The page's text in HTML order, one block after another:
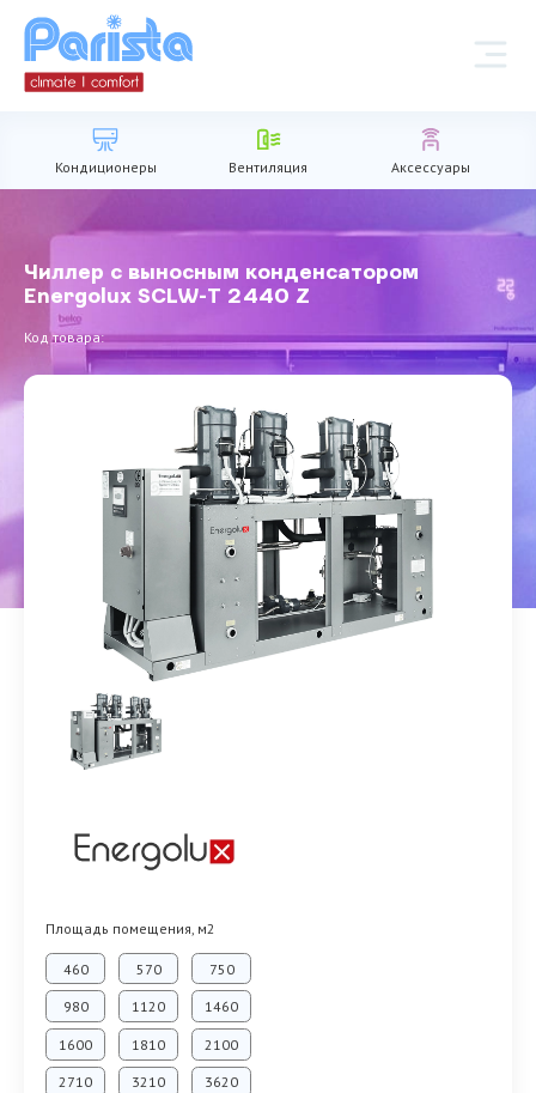
Кондиционеры Вентиляция Аксессуары
Чиллер с выносным конденсатором
Energolux SCLW-T 2440 Z
Код товара:
Площадь помещения, м2
460 570 750
980 1120 1460
1600 1810 2100
2710 3210 3620